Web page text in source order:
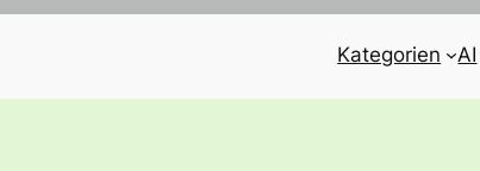
Kategorien AI